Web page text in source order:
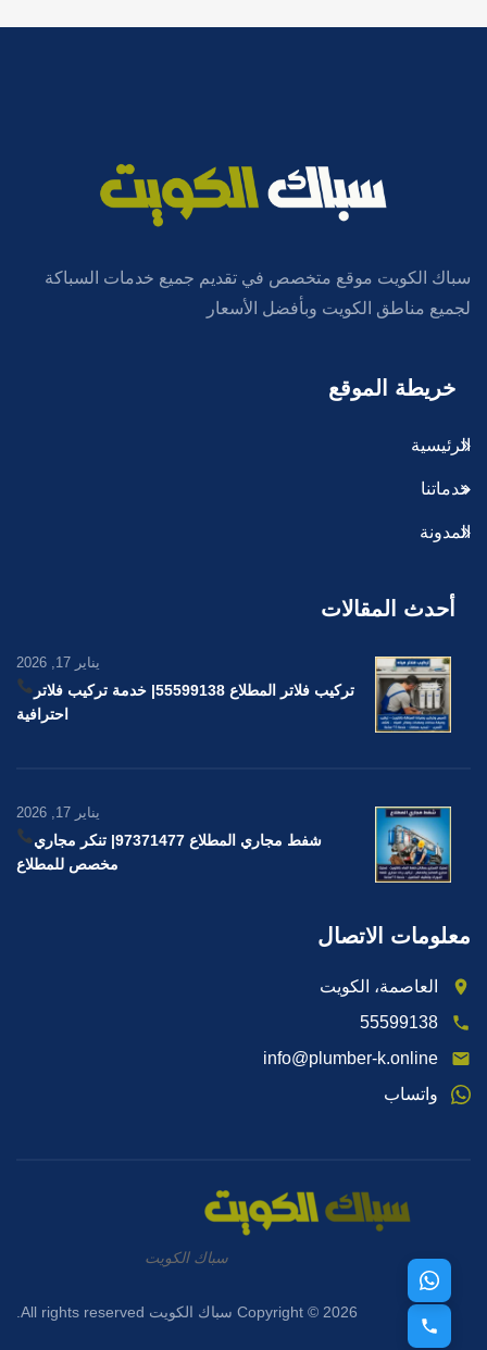
سباك الكويت موقع متخصص في تقديم جميع خدمات السباكة
لجميع مناطق الكويت وبأفضل الأسعار
خريطة الموقع
الرئيسية
خدماتنا
المدونة
أحدث المقالات
يناير 17, 2026
تركيب فلاتر المطلاع 55599138
| خدمة تركيب فلاتر
احترافية
يناير 17, 2026
شفط مجاري المطلاع 97371477
| تنكر مجاري
مخصص للمطلاع
معلومات الاتصال
العاصمة، الكويت
55599138
info@plumber-k.online
واتساب
سباك الكويت
Copyright © 2026 سباك الكويت All rights reserved.